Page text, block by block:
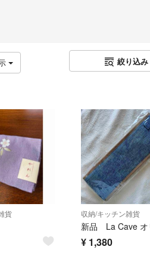
絞り込み
貨 収納/キッチン雑貨
¥ 1,380